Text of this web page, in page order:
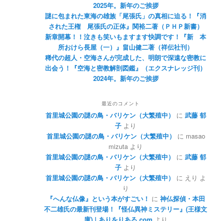
2025年。新年のご挨拶
謎に包まれた東海の雄族「尾張氏」の真相に迫る！『消
された王権 尾張氏の正体』関裕二著（ＰＨＰ新書）
新章開幕！！泣きも笑いもますます快調です！『新 本
所おけら長屋（一）』畠山健二著（祥伝社刊）
稀代の超人・空海さんが完成した、明朗で深遠な密教に
出会う！『空海と密教解剖図鑑』（エクスナレッジ刊）
2024年。新年のご挨拶
最近のコメント
首里城公園の謎の鳥・バリケン（大繁殖中） に 武藤 郁
子 より
首里城公園の謎の鳥・バリケン（大繁殖中）
に masao
mizuta より
首里城公園の謎の鳥・バリケン（大繁殖中）
に 武藤 郁
子 より
首里城公園の謎の鳥・バリケン（大繁殖中）
に えり よ
り
『へんな仏像』という本がすごい！ に 神仏探偵・本田
不二雄氏の最新刊登場！『怪仏異神ミステリー』(王様文